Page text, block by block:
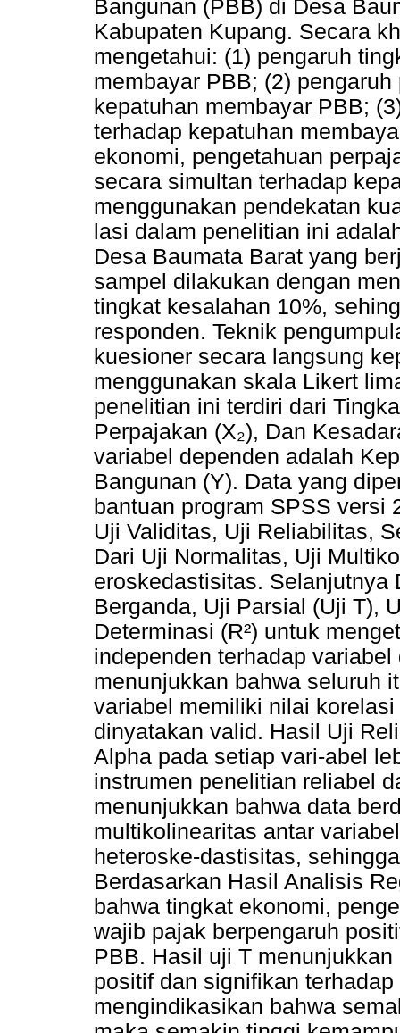
Bangunan (PBB) di Desa
Kabupaten Kupang. Secara
mengetahui: (1) pengaruh
membayar PBB; (2)
kepatuhan membayar PBB;
terhadap kepatuhan
ekonomi, pengetahuan
secara simultan terhadap
menggunakan pendekatan
lasi dalam penelitian ini
Desa Baumata Barat yang
sampel dilakukan dengan
tingkat kesalahan 10%,
responden. Teknik
kuesioner secara langsung
menggunakan skala Likert
penelitian ini terdiri dari
Perpajakan (X₂), Dan
variabel dependen adalah
Bangunan (Y). Data yang
bantuan program SPSS versi
Uji Validitas, Uji Reliabilitas,
Dari Uji Normalitas, Uji
eroskedastisitas. Selanjutnya
Berganda, Uji Parsial (Uji T),
Determinasi (R²) untuk
independen terhadap
menunjukkan bahwa seluruh
variabel memiliki nilai
dinyatakan valid. Hasil Uji
Alpha pada setiap vari-abel
instrumen penelitian reliabel
menunjukkan bahwa data
multikolinearitas antar
heteroske-dastisitas,
Berdasarkan Hasil Analisis
bahwa tingkat ekonomi,
wajib pajak berpengaruh
PBB. Hasil uji T
positif dan signifikan
mengindikasikan bahwa